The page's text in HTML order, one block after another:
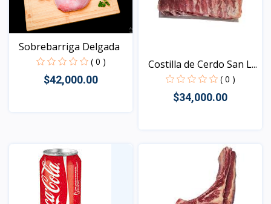
Sobrebarriga Delgada
( 0 )
$42,000.00
Costilla de Cerdo San L...
( 0 )
$34,000.00